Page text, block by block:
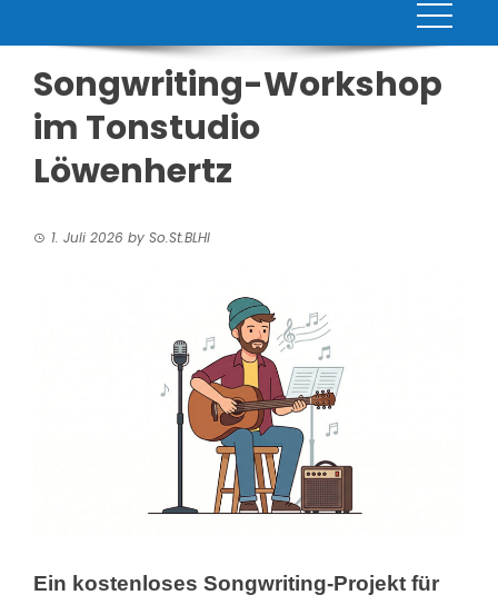
Songwriting-Workshop
im Tonstudio
Löwenhertz
1. Juli 2026 by So.St.BLHI
Ein kostenloses Songwriting-Projekt für